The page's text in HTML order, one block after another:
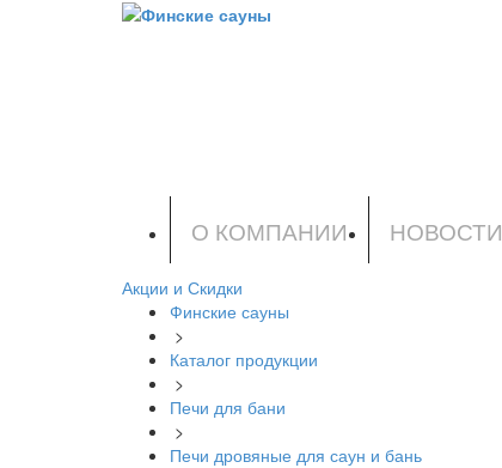
О КОМПАНИИ НОВОСТИ
Акции и Скидки
Финские сауны
>
Каталог продукции
>
Печи для бани
>
Печи дровяные для саун и бань